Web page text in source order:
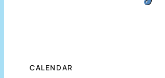
CALENDAR